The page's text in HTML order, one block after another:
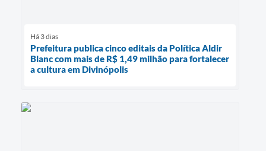
Há 3 dias
Prefeitura publica cinco editais da Política Aldir
Blanc com mais de R$ 1,49 milhão para fortalecer
a cultura em Divinópolis